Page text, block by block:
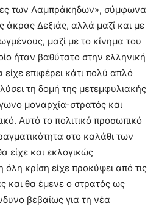
των Λαμπράκηδων», σύμφωνα
άκρας Δεξιάς, αλλά μαζί και με
μαζί με το κίνημα του
ήταν βαθύτατο στην ελληνική
επιφέρει κάτι πολύ απλό
τη δομή της μετεμφυλιακής
μοναρχία-στρατός και
Αυτό το πολιτικό προσωπικό
στο καλάθι των
είχε και εκλογικώς
όλη κρίση είχε προκύψει από τις
και θα έμενε ο στρατός ως
βεβαίως για τη νέα